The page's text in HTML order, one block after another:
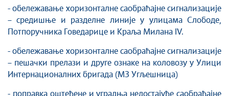
Образовање
Савет за координацију послова безбедности
саобраћаја
Људска и мањинска права
- обележавање хоризонталне саобраћајне сигнализације
– средишње и разделне линије у улицама Слободе,
Потпоручника Говедарице и Краља Милана IV.
- обележавање хоризонталне саобраћајне сигнализације
– пешачки прелази и друге ознаке на коловозу у Улици
Интернационалних бригада (МЗ Угљешница)
- поправка оштећене и уградња недостајуће саобраћајне